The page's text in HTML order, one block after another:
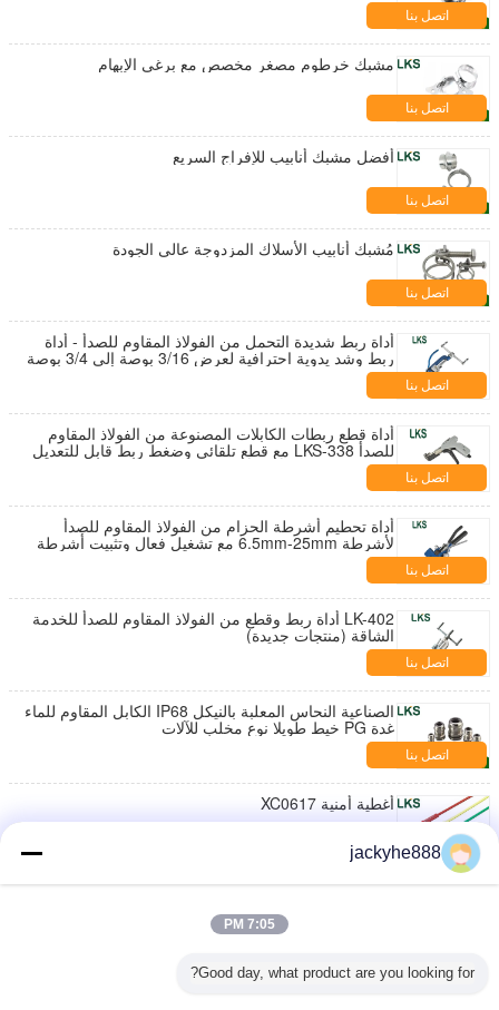
اتصل بنا
مشبك خرطوم مصغر مخصص مع برغي الإبهام
اتصل بنا
أفضل مشبك أنابيب للإفراج السريع
اتصل بنا
مُشبك أنابيب الأسلاك المزدوجة عالي الجودة
اتصل بنا
أداة ربط شديدة التحمل من الفولاذ المقاوم للصدأ - أداة
ربط وشد يدوية احترافية لعرض 3/16 بوصة إلى 3/4 بوصة
اتصل بنا
أداة قطع ربطات الكابلات المصنوعة من الفولاذ المقاوم
للصدأ LKS-338 مع قطع تلقائي وضغط ربط قابل للتعديل
اتصل بنا
أداة تحطيم أشرطة الحزام من الفولاذ المقاوم للصدأ
لأشرطة 6.5mm-25mm مع تشغيل فعال وتثبيت أشرطة
خفيفة اتصل بنا
LK-402 أداة ربط وقطع من الفولاذ المقاوم للصدأ للخدمة
الشاقة (منتجات جديدة)
اتصل بنا
الصناعية النحاس المعلبة بالنيكل IP68 الكابل المقاوم للماء
غدة PG خيط طويلا نوع مخلب للآلات
اتصل بنا
أغطية أمنية XC0617
اتصل بنا
أغطية أمنية مخصصة CL-300
jackyhe888
7:05 PM
Good day, what product are you looking for?